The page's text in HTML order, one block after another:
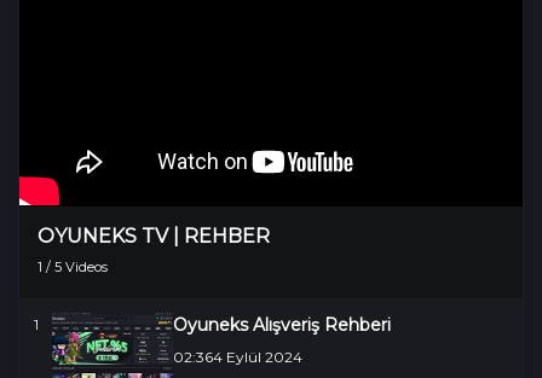
OYUNEKS TV | REHBER
1 / 5 Videos
1 Oyuneks Alışveriş Rehberi
02:364 Eylül 2024